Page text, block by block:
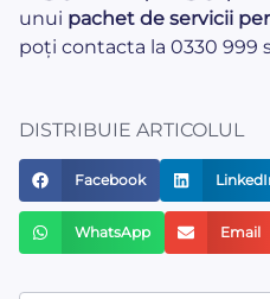
unui pachet de servicii
poți contacta la 0330 999
DISTRIBUIE ARTICOLUL
Facebook
WhatsApp Email